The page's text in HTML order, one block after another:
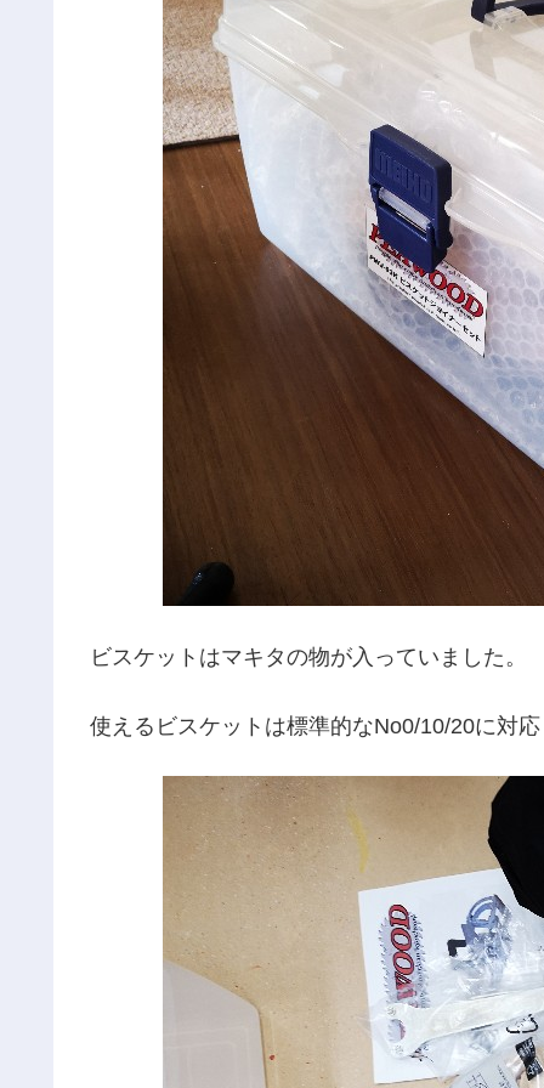
ビスケットはマキタの物が入っていました。
使えるビスケットは標準的なNo0/10/20に対